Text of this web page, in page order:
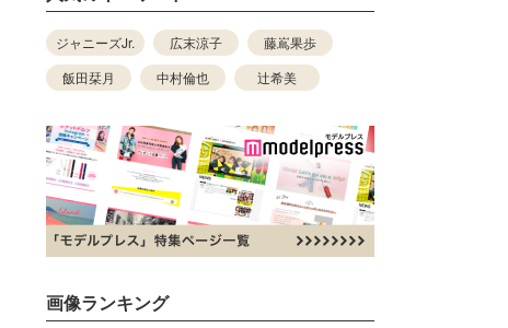
ジャニーズJr. 広末涼子
藤嶌果歩
飯田栞月
中村倫也 辻希美
画像ランキング